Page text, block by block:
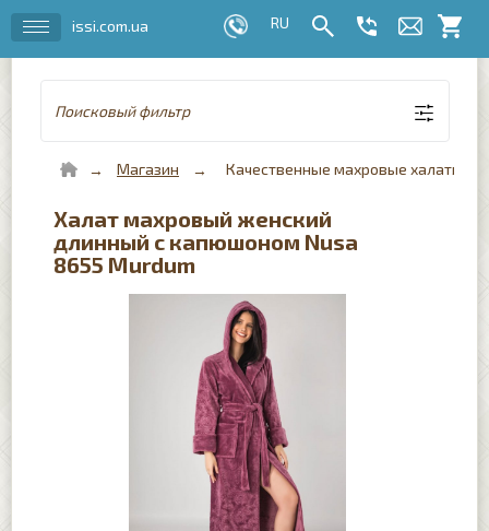
issi.com.ua
Поисковый фильтр
Магазин Качественные махровые халаты
Халат махровый женский
длинный с капюшоном Nusa
8655 Murdum